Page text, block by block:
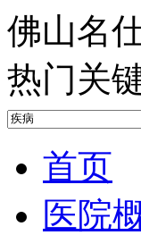
佛山名
热门关
首页
医院